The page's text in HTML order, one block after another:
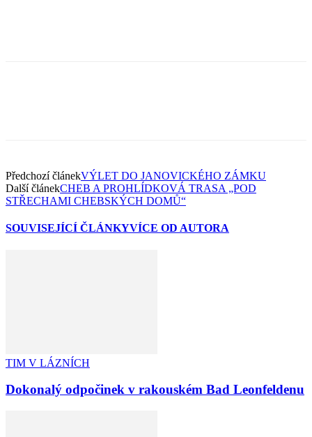
Předchozí článekVÝLET DO JANOVICKÉHO ZÁMKU
Další článekCHEB A PROHLÍDKOVÁ TRASA „POD
STŘECHAMI CHEBSKÝCH DOMŮ“
SOUVISEJÍCÍ ČLÁNKYVÍCE OD AUTORA
TIM V LÁZNÍCH
Dokonalý odpočinek v rakouském Bad Leonfeldenu